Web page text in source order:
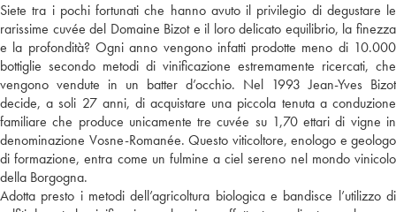
Siete tra i pochi fortunati che hanno avuto il privilegio di degustare le
rarissime cuvée del Domaine Bizot e il loro delicato equilibrio, la finezza
e la profondità? Ogni anno vengono infatti prodotte meno di 10.000
bottiglie secondo metodi di vinificazione estremamente ricercati, che
vengono vendute in un batter d’occhio. Nel 1993 Jean-Yves Bizot
decide, a soli 27 anni, di acquistare una piccola tenuta a conduzione
familiare che produce unicamente tre cuvée su 1,70 ettari di vigne in
denominazione Vosne-Romanée. Questo viticoltore, enologo e geologo
di formazione, entra come un fulmine a ciel sereno nel mondo vinicolo
della Borgogna.
Adotta presto i metodi dell’agricoltura biologica e bandisce l’utilizzo di